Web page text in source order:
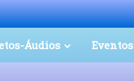
Áudios Eventos